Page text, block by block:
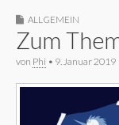
ALLGEMEIN
Zum
von Phi • 9. Januar 2019